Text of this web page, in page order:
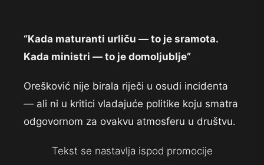
“Kada maturanti urliču — to je sramota.
Kada ministri — to je domoljublje”
Orešković nije birala riječi u osudi incidenta
— ali ni u kritici vladajuće politike koju smatra
odgovornom za ovakvu atmosferu u društvu.
Tekst se nastavlja ispod promocije